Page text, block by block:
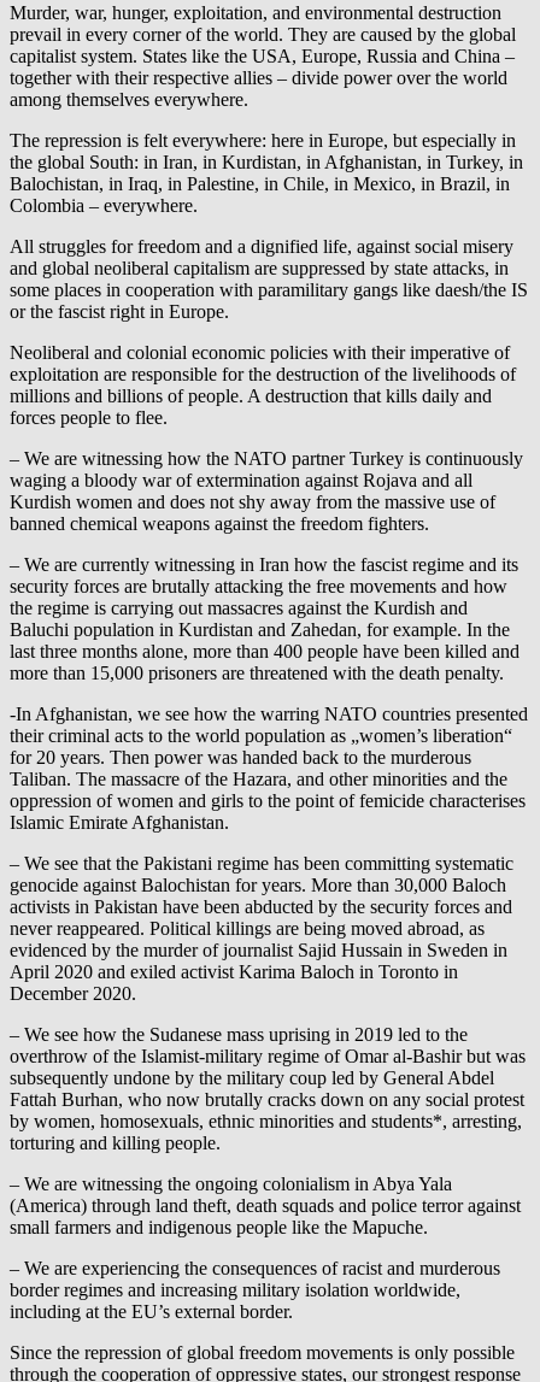
Murder, war, hunger, exploitation, and environmental destruction
prevail in every corner of the world. They are caused by the global
capitalist system. States like the USA, Europe, Russia and China –
together with their respective allies – divide power over the world
among themselves everywhere.
The repression is felt everywhere: here in Europe, but especially in
the global South: in Iran, in Kurdistan, in Afghanistan, in Turkey, in
Balochistan, in Iraq, in Palestine, in Chile, in Mexico, in Brazil, in
Colombia – everywhere.
All struggles for freedom and a dignified life, against social misery
and global neoliberal capitalism are suppressed by state attacks, in
some places in cooperation with paramilitary gangs like daesh/the IS
or the fascist right in Europe.
Neoliberal and colonial economic policies with their imperative of
exploitation are responsible for the destruction of the livelihoods of
millions and billions of people. A destruction that kills daily and
forces people to flee.
– We are witnessing how the NATO partner Turkey is continuously
waging a bloody war of extermination against Rojava and all
Kurdish women and does not shy away from the massive use of
banned chemical weapons against the freedom fighters.
– We are currently witnessing in Iran how the fascist regime and its
security forces are brutally attacking the free movements and how
the regime is carrying out massacres against the Kurdish and
Baluchi population in Kurdistan and Zahedan, for example. In the
last three months alone, more than 400 people have been killed and
more than 15,000 prisoners are threatened with the death penalty.
-In Afghanistan, we see how the warring NATO countries presented
their criminal acts to the world population as „women’s liberation“
for 20 years. Then power was handed back to the murderous
Taliban. The massacre of the Hazara, and other minorities and the
oppression of women and girls to the point of femicide characterises
Islamic Emirate Afghanistan.
– We see that the Pakistani regime has been committing systematic
genocide against Balochistan for years. More than 30,000 Baloch
activists in Pakistan have been abducted by the security forces and
never reappeared. Political killings are being moved abroad, as
evidenced by the murder of journalist Sajid Hussain in Sweden in
April 2020 and exiled activist Karima Baloch in Toronto in
December 2020.
– We see how the Sudanese mass uprising in 2019 led to the
overthrow of the Islamist-military regime of Omar al-Bashir but was
subsequently undone by the military coup led by General Abdel
Fattah Burhan, who now brutally cracks down on any social protest
by women, homosexuals, ethnic minorities and students*, arresting,
torturing and killing people.
– We are witnessing the ongoing colonialism in Abya Yala
(America) through land theft, death squads and police terror against
small farmers and indigenous people like the Mapuche.
– We are experiencing the consequences of racist and murderous
border regimes and increasing military isolation worldwide,
including at the EU’s external border.
Since the repression of global freedom movements is only possible
through the cooperation of oppressive states, our strongest response